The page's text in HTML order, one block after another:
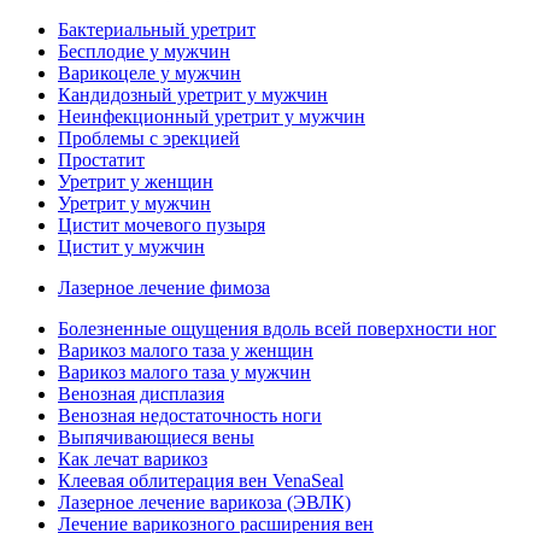
Бактериальный уретрит
Бесплодие у мужчин
Варикоцеле у мужчин
Кандидозный уретрит у мужчин
Неинфекционный уретрит у мужчин
Проблемы с эрекцией
Простатит
Уретрит у женщин
Уретрит у мужчин
Цистит мочевого пузыря
Цистит у мужчин
Лазерное лечение фимоза
Болезненные ощущения вдоль всей поверхности ног
Варикоз малого таза у женщин
Варикоз малого таза у мужчин
Венозная дисплазия
Венозная недостаточность ноги
Выпячивающиеся вены
Как лечат варикоз
Клеевая облитерация вен VenaSeal
Лазерное лечение варикоза (ЭВЛК)
Лечение варикозного расширения вен